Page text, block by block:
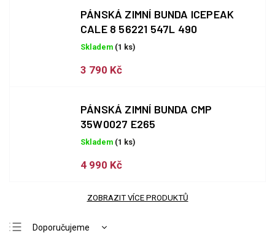
PÁNSKÁ ZIMNÍ BUNDA ICEPEAK
CALE 8 56221 547L 490
Skladem (1 ks)
3 790 Kč
PÁNSKÁ ZIMNÍ BUNDA CMP
35W0027 E265
Skladem (1 ks)
4 990 Kč
ZOBRAZIT VÍCE PRODUKTŮ
Doporučujeme